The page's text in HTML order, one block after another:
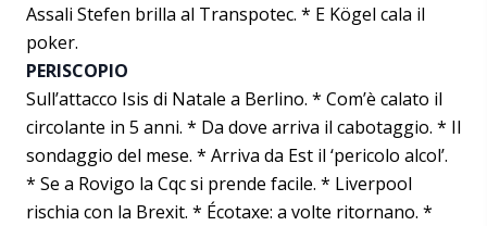
Assali Stefen brilla al Transpotec. * E Kögel cala il
poker.
PERISCOPIO
Sull’attacco Isis di Natale a Berlino. * Com’è calato il
circolante in 5 anni. * Da dove arriva il cabotaggio. * Il
sondaggio del mese. * Arriva da Est il ‘pericolo alcol’.
* Se a Rovigo la Cqc si prende facile. * Liverpool
rischia con la Brexit. * Écotaxe: a volte ritornano. *